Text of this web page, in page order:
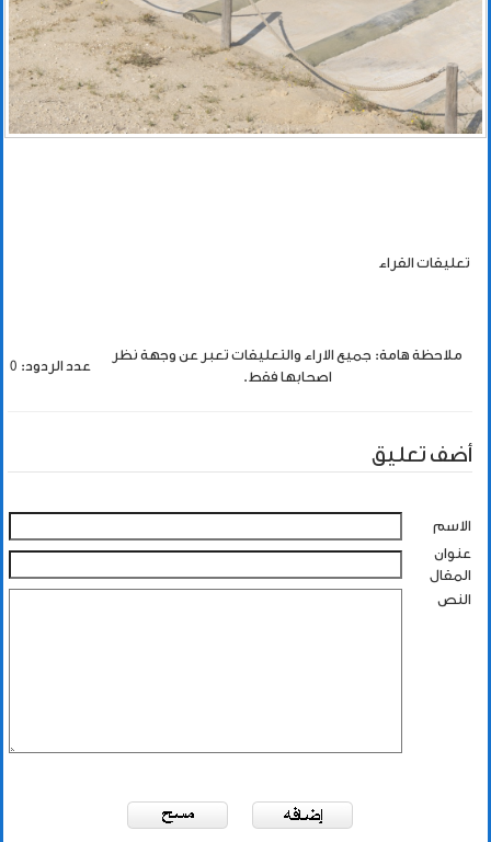
تعليقات القراء
ملاحظة هامة: جميع الاراء والتعليقات تعبر عن وجهة نظر
اصحابها فقط.
عدد الردود: 0
أضف تعليق
الاسم
عنوان
المقال
النص